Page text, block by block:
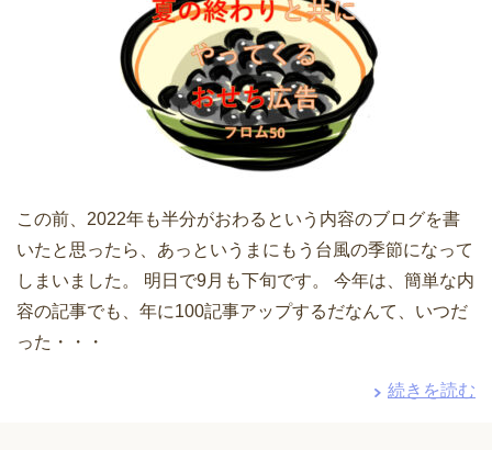
この前、2022年も半分がおわるという内容のブログを書
いたと思ったら、あっというまにもう台風の季節になって
しまいました。 明日で9月も下旬です。 今年は、簡単な内
容の記事でも、年に100記事アップするだなんて、いつだ
った・・・
続きを読む